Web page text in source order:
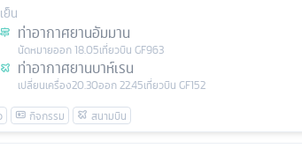
เย็น
ท่าอากาศยานอัมมาน
นัดหมายออก18.05เที่ยวบิน GF963
ท่าอากาศยานบาห์เรน
เปลี่ยนเครื่อง20.30ออก22.45เที่ยวบิน GF152